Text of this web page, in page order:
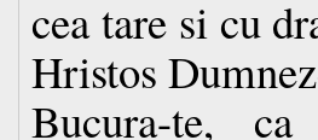
cea tare si cu
Hristos
Bucura-te,